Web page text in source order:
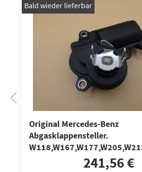
Bald wieder lieferbar
Original Mercedes-Benz
Abgasklappensteller.
241,56 €